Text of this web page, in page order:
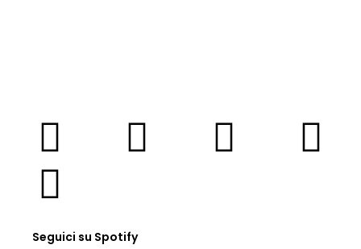
Seguici su Spotify